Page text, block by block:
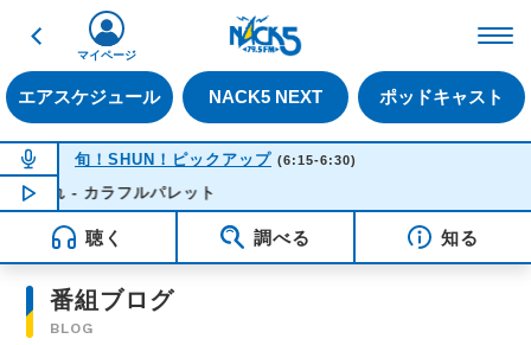
戻る
エアスケジュール NACK5 NEXT ポッドキャスト
マイページ
NOW ON AIR
旬！SHUN！ピックアップ (6:15-6:30)
NOW PLAYING06:09
なれ - カラフルパレット
聴く 調べる 知る
番組ブログ
BLOG